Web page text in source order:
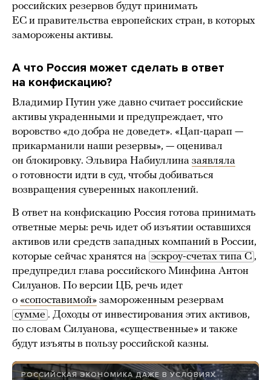
российских резервов будут принимать
ЕС и правительства европейских стран, в которых
заморожены активы.
А что Россия может сделать в ответ
на конфискацию?
Владимир Путин уже давно считает российские
активы украденными и предупреждает, что
воровство «до добра не доведет». «Цап-царап —
прикарманили наши резервы», — оценивал
он блокировку. Эльвира Набиуллина заявляла
о готовности идти в суд, чтобы добиваться
возвращения суверенных накоплений.
В ответ на конфискацию Россия готова принимать
ответные меры: речь идет об изъятии оставшихся
активов или средств западных компаний в России,
которые сейчас хранятся на эскроу-счетах типа C ,
предупредил глава российского Минфина Антон
Силуанов. По версии ЦБ, речь идет
о «сопоставимой» замороженным резервам
сумме . Доходы от инвестирования этих активов,
по словам Силуанова, «существенные» и также
будут изъяты в пользу российской казны.
РОССИЙСКАЯ ЭКОНОМИКА ДАЖЕ В УСЛОВИЯХ